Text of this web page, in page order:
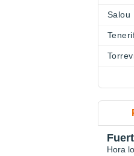
Salou
Hora